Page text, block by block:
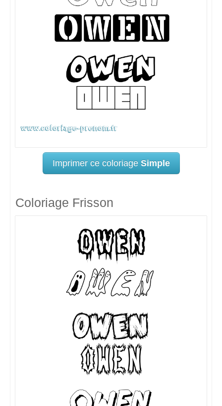
Imprimer ce coloriage Simple
Coloriage Frisson